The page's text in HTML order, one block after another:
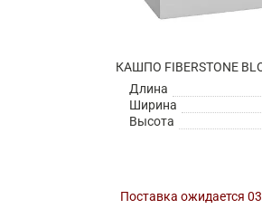
Длина
Ширина
Высота
Поставка ожидается